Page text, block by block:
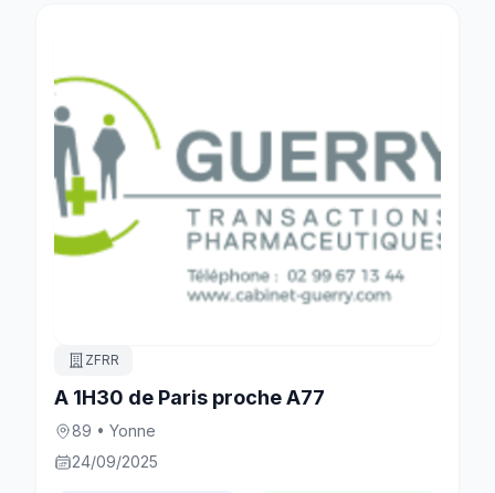
ZFRR
A 1H30 de Paris proche A77
89 • Yonne
24/09/2025